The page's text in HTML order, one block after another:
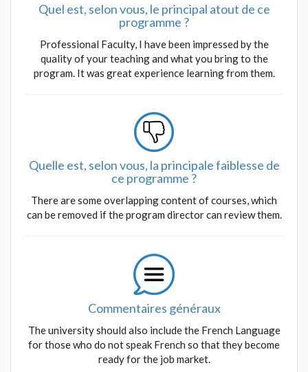
Quel est, selon vous, le principal atout de ce
programme ?
Professional Faculty, I have been impressed by the
quality of your teaching and what you bring to the
program. It was great experience learning from them.
Quelle est, selon vous, la principale faiblesse de
ce programme ?
There are some overlapping content of courses, which
can be removed if the program director can review them.
Commentaires généraux
The university should also include the French Language
for those who do not speak French so that they become
ready for the job market.